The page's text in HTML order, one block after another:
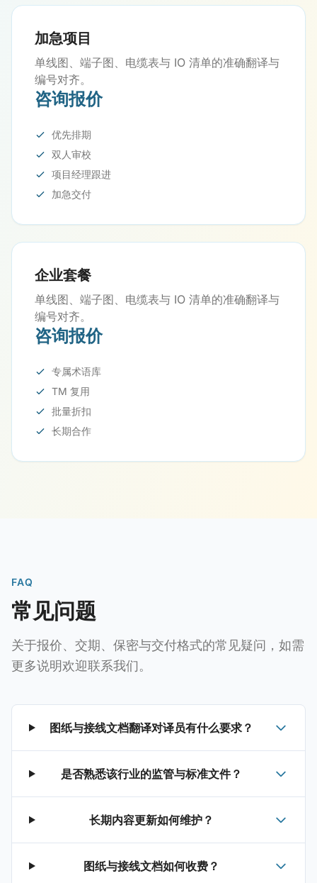
加急项目
单线图、端子图、电缆表与 IO 清单的准确翻译与
编号对齐。
咨询报价
优先排期
双人审校
项目经理跟进
加急交付
企业套餐
单线图、端子图、电缆表与 IO 清单的准确翻译与
编号对齐。
咨询报价
专属术语库
TM 复用
批量折扣
长期合作
FAQ
常见问题
关于报价、交期、保密与交付格式的常见疑问，如需
更多说明欢迎联系我们。
图纸与接线文档翻译对译员有什么要求？
是否熟悉该行业的监管与标准文件？
长期内容更新如何维护？
图纸与接线文档如何收费？